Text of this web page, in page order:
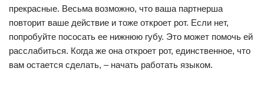
прекрасные. Весьма возможно, что ваша партнерша
повторит ваше действие и тоже откроет рот. Если нет,
попробуйте пососать ее нижнюю губу. Это может помочь ей
расслабиться. Когда же она откроет рот, единственное, что
вам остается сделать, – начать работать языком.